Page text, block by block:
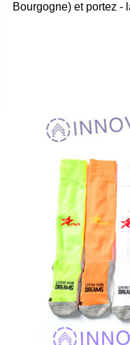
Bourgogne) et portez -